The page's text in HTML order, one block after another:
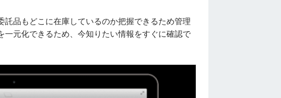
品もどこに在庫しているのか把握できるため管理
元化できるため、今知りたい情報をすぐに確認で